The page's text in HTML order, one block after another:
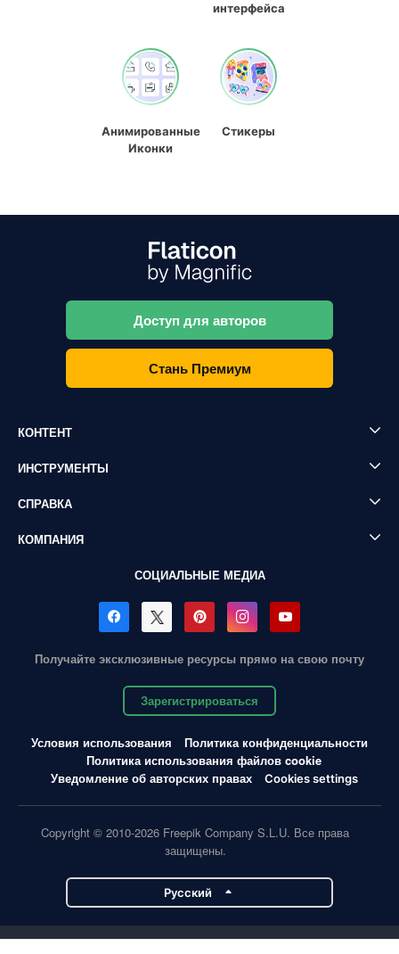
интерфейса
Анимированные
Иконки
Стикеры
Доступ для авторов
Стань Премиум
КОНТЕНТ
ИНСТРУМЕНТЫ
СПРАВКА
КОМПАНИЯ
СОЦИАЛЬНЫЕ МЕДИА
Получайте эксклюзивные ресурсы прямо на свою почту
Зарегистрироваться
Условия использования
Политика конфиденциальности
Политика использования файлов cookie
Уведомление об авторских правах
Cookies settings
Copyright © 2010-2026 Freepik Company S.L.U. Все права
защищены.
Pусский